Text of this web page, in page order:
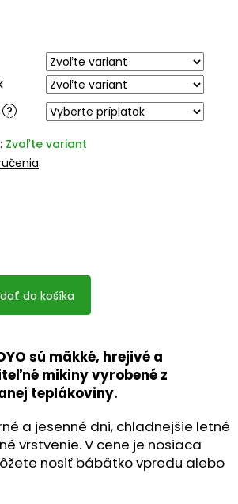
?
Zvoľte variant
do košíka
sú mäkké, hrejivé a
mikiny vyrobené z
teplákoviny.
a jesenné dni, chladnejšie letné
vrstvenie. V cene je nosiaca
nosiť bábätko vpredu alebo